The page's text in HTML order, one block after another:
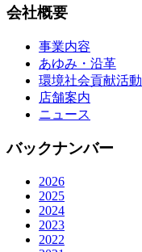
会社概要
事業内容
あゆみ・沿革
環境社会貢献活動
店舗案内
ニュース
バックナンバー
2026
2025
2024
2023
2022